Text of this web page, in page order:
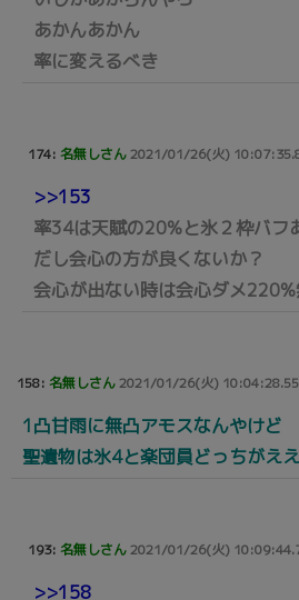
あかんあかん
率に変えるべき
174: 名無しさん2021/01/26(火)
>>153
率34は天賦の20%と氷２枠バフ
だし会心の方が良くないか？
会心が出ない時は会心ダメ
158: 名無しさん2021/01/26(火) 10:04:28.55
1凸甘雨に無凸アモスなんやけど
聖遺物は氷4と楽団員どっちがえ
193: 名無しさん2021/01/26(火)
>>158